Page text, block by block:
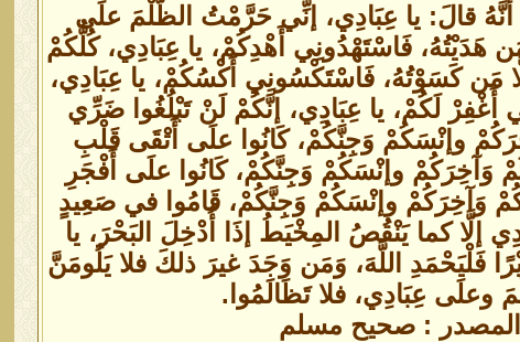
قالَ: يا عِبَادِي، إنِّي حَرَّمْتُ الظُّلْمَ علَى
هَدَيْتُهُ، فَاسْتَهْدُونِي أَهْدِكُمْ، يا عِبَادِي، كُلُّكُمْ
مَن كَسَوْتُهُ، فَاسْتَكْسُونِي أَكْسُكُمْ، يا عِبَادِي،
أَغْفِرْ لَكُمْ، يا عِبَادِي، إنَّكُمْ لَنْ تَبْلُغُوا ضَرِّي
وإنْسَكُمْ وَجِنَّكُمْ، كَانُوا علَى أَتْقَى قَلْبِ
وَآخِرَكُمْ وإنْسَكُمْ وَجِنَّكُمْ، كَانُوا علَى أَفْجَرِ
وَآخِرَكُمْ وإنْسَكُمْ وَجِنَّكُمْ، قَامُوا في صَعِيدٍ
كما يَنْقُصُ المِخْيَطُ إذَا أُدْخِلَ البَحْرَ، يا
فَلْيَحْمَدِ اللَّهَ، وَمَن وَجَدَ غيرَ ذلكَ فلا يَلُومَنَّ
عِبَادِي، فلا تَظَالَمُوا.
المصدر : صحيح مسلم